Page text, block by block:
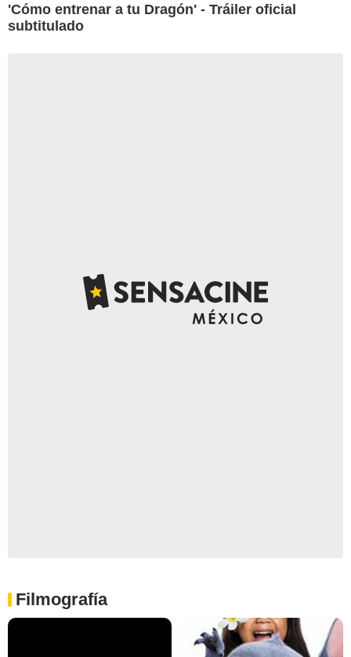
'Cómo entrenar a tu Dragón' - Tráiler oficial
subtitulado
Filmografía